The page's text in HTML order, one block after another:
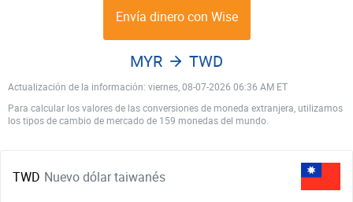
Envía dinero con Wise
Actualización de la información: viernes, 08-07-2026 06:36 AM ET
MYR TWD
Para calcular los valores de las conversiones de moneda extranjera, utilizamos
los tipos de cambio de mercado de 159 monedas del mundo.
TWD Nuevo dólar taiwanés